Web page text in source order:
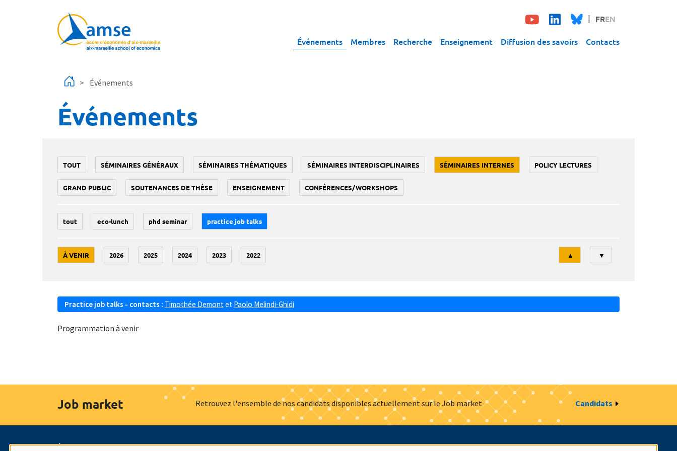
FREN
Événements Membres Recherche Enseignement Diffusion des savoirs Contacts
Événements
Événements
TOUT SÉMINAIRES GÉNÉRAUX SÉMINAIRES THÉMATIQUES SÉMINAIRES INTERDISCIPLINAIRES SÉMINAIRES INTERNES POLICY LECTURES
GRAND PUBLIC SOUTENANCES DE THÈSE ENSEIGNEMENT CONFÉRENCES/WORKSHOPS
tout eco-lunch phd seminar practice job talks
À VENIR 2026 2025 2024 2023 2022
Tri
▲ ▼
Practice job talks - contacts : Timothée Demont et Paolo Melindi-Ghidi
Programmation à venir
Job market Retrouvez l'ensemble de nos candidats disponibles actuellement sur le Job market Candidats
À propos Nos engagements Hommage à Actualités Offres d'emploi Presse Mentions légales Gestion des cookies Intranet